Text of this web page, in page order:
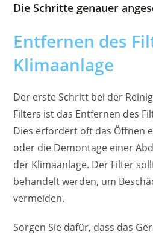
Die Schritte genauer
Entfernen des
Klimaanlage
Der erste Schritt bei der
Filters ist das Entfernen des
Dies erfordert oft das Öffnen
oder die Demontage einer
der Klimaanlage. Der Filter
behandelt werden, um
vermeiden.
Sorgen Sie dafür, dass das